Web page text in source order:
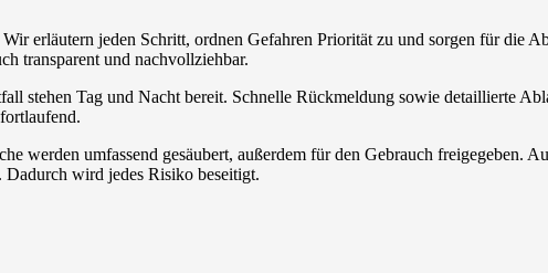
erläutern jeden Schritt, ordnen Gefahren Priorität zu und sorgen für die
transparent und nachvollziehbar.
stehen Tag und Nacht bereit. Schnelle Rückmeldung sowie detaillierte
werden umfassend gesäubert, außerdem für den Gebrauch
wird jedes Risiko beseitigt.